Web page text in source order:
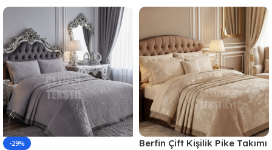
-29%
Berfin Çift Kişilik Pike Takımı